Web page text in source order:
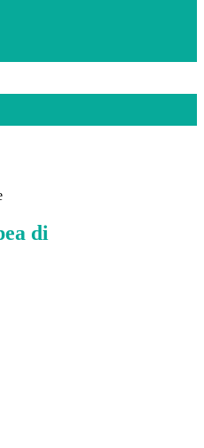
di